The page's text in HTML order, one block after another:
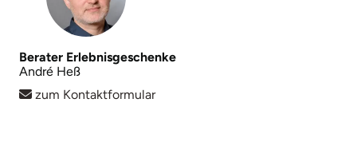
Berater Erlebnisgeschenke
André Heß
zum Kontaktformular
Main-Kinzig-Kreis
Mainz
Mannheim